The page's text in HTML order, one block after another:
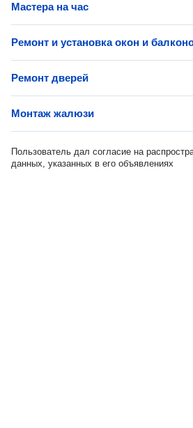
Мастера на час
Ремонт и установка окон и
Ремонт дверей
Монтаж жалюзи
Пользователь дал согласие на
данных, указанных в его объявлениях